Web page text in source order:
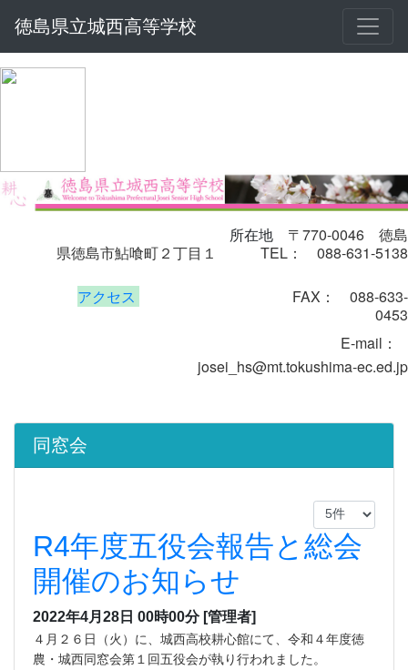
徳島県立城西高等学校
所在地 〒770-0046 徳島
県徳島市鮎喰町２丁目１ TEL： 088-631-5138
アクセス
FAX： 088-633-
0453
E-mail ：
josei_hs@mt.tokushima-ec.ed.jp
同窓会
R4年度五役会報告と総会
開催のお知らせ
2022年4月28日 00時00分 [管理者]
４月２６日（火）に、城西高校耕心館にて、令和４年度徳
農・城西同窓会第１回五役会が執り行われました。